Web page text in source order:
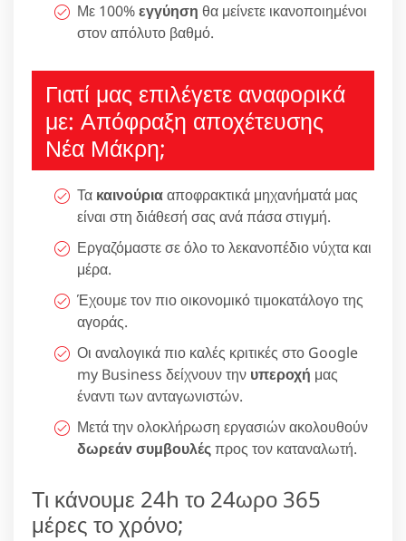
Με 100%εγγύηση θα μείνετε ικανοποιημένοι
στον απόλυτο βαθμό.
Γιατί μας επιλέγετε αναφορικά
με: Απόφραξη αποχέτευσης
Νέα Μάκρη;
Τα καινούριααποφρακτικά μηχανήματά μας
είναι στη διάθεσή σας ανά πάσα στιγμή.
Εργαζόμαστε σε όλο το λεκανοπέδιο νύχτα και
μέρα.
Έχουμε τον πιο οικονομικό τιμοκατάλογο της
αγοράς.
Οι αναλογικά πιο καλές κριτικές στο Google
my Business δείχνουν την υπεροχή μας
έναντι των ανταγωνιστών.
Μετά την ολοκλήρωση εργασιών ακολουθούν
δωρεάν συμβουλέςπρος τον καταναλωτή.
Τι κάνουμε 24h το 24ωρο 365
μέρες το χρόνο;